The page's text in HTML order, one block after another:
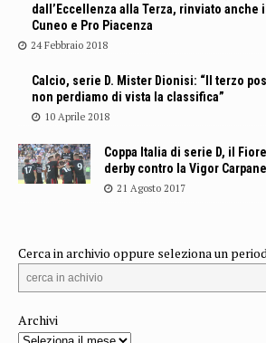
dall’Eccellenza alla Terza, rinviato anche
Cuneo e Pro Piacenza
24 Febbraio 2018
Calcio, serie D. Mister Dionisi: “Il terzo
non perdiamo di vista la classifica”
10 Aprile 2018
Coppa Italia di serie D, il
derby contro la Vigor
21 Agosto 2017
Cerca in archivio oppure seleziona un
Archivi